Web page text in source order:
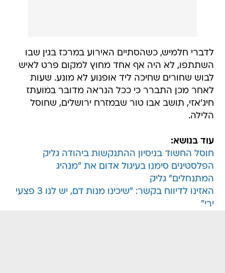
לדברי חלמיש, כשהסתיים האירוע במרכז בגין שבו
השתתפו, לא היה אף אחד מחוץ למקום פרט לאיש
לבוש שחורים שחיכה ליד אופנוע לא מונע. שעות
לאחר מכן התברר כי ככל הנראה מדובר במועתז
חיג'אזי, תושב אבו טור שבמזרח ירושלים, שחוסל
הלילה.
עוד בנושא:
חוסל החשוד בניסיון ההתנקשות ביהודה גליק
הפלסטינים סימנו בעיגול אדום את "מנהיג
המתנחלים" גליק
האזינו לדיווח בקשר: "שיכינו מנות דם, יש לנו 3 פצעי
ירי"